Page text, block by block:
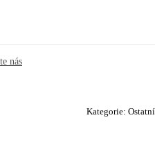
nás
Kategorie: Ostatní